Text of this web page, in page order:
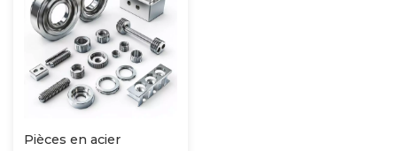
Pièces en acier